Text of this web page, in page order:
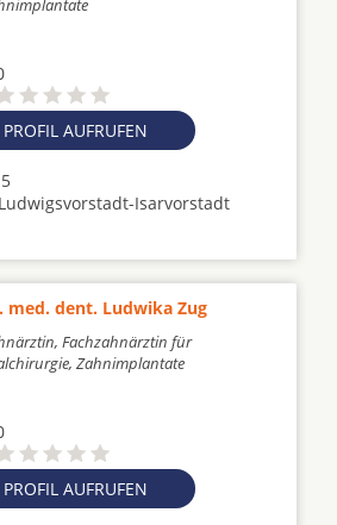
PROFIL AUFRUFEN
Isarvorstadt
med. dent. Ludwika Zug
Fachzahnärztin für
Zahnimplantate
PROFIL AUFRUFEN